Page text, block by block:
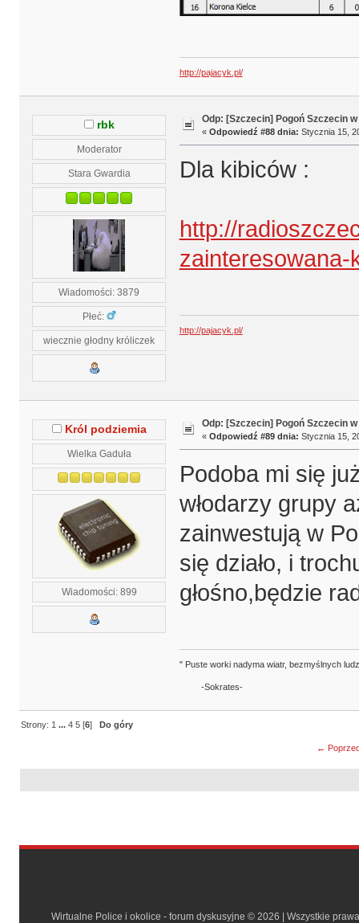
http://pajacyk.pl/
rbk
Moderator
Stara Gwardia
Wiadomości: 3879
Płeć:
wiecznie głodny króliczek
Odp: [Szczecin] Pogoń Szczecin
« Odpowiedź #88 dnia: Stycznia 15,
Dla kibiców :
http://
http://pajacyk.pl/
Król podziemia
Wielka Gaduła
Wiadomości: 899
Odp: [Szczecin] Pogoń Szczecin
« Odpowiedź #89 dnia: Stycznia 15,
Podoba mi się
włodarzy grupy
zainwestują w
się działo, i
głośno,będzie
" Puste worki nadyma wiatr, bezmyślnych
-Sokrates-
Strony: 1 ...4 5 [6]Do góry
←
Wirtualne Police i okolice - forum dyskusyjne © 2026 | Wszystkie